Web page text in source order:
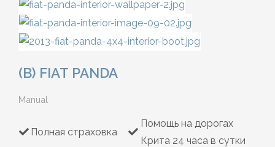
(B) FIAT PANDA
Manual
Полная страховка
Помощь на дорогах
Крита 24 часа в сутки
Jeep-SUV